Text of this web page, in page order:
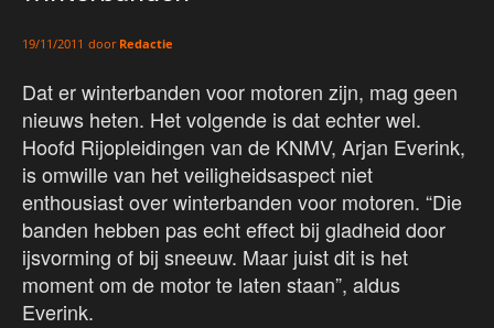
19/11/2011 door Redactie
Dat er winterbanden voor motoren zijn, mag geen
nieuws heten. Het volgende is dat echter wel.
Hoofd Rijopleidingen van de KNMV, Arjan Everink,
is omwille van het veiligheidsaspect niet
enthousiast over winterbanden voor motoren. “Die
banden hebben pas echt effect bij gladheid door
ijsvorming of bij sneeuw. Maar juist dit is het
moment om de motor te laten staan”, aldus
Everink.